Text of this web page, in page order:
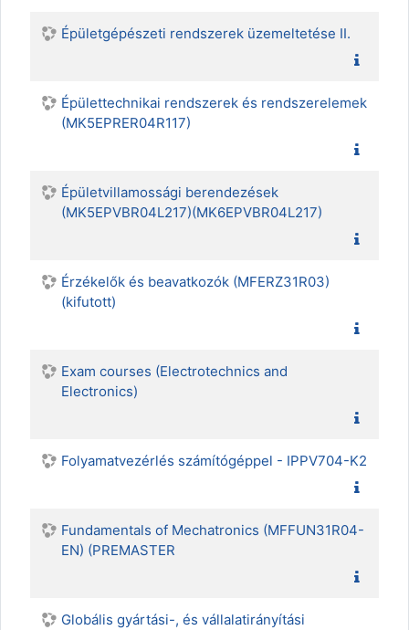
Épületgépészeti rendszerek üzemeltetése II.
Épülettechnikai rendszerek és rendszerelemek
(MK5EPRER04R117)
Épületvillamossági berendezések
(MK5EPVBR04L217)(MK6EPVBR04L217)
Érzékelők és beavatkozók (MFERZ31R03)
(kifutott)
Exam courses (Electrotechnics and
Electronics)
Folyamatvezérlés számítógéppel - IPPV704-K2
Fundamentals of Mechatronics (MFFUN31R04-
EN) (PREMASTER
Globális gyártási-, és vállalatirányítási